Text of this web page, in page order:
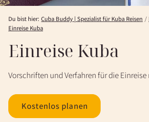
Du bist hier: Cuba Buddy | Spezialist für Kuba Reisen
Einreise Kuba
Einreise Kuba
Vorschriften und Verfahren für die Einreise
Kostenlos planen